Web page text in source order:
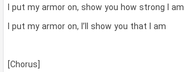
I put my armor on, show you how strong I am
I put my armor on, I’ll show you that I am
[Chorus]